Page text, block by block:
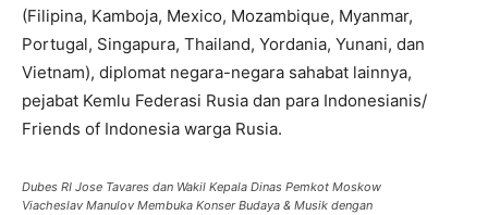
(Filipina, Kamboja, Mexico, Mozambique, Myanmar,
Portugal, Singapura, Thailand, Yordania, Yunani, dan
Vietnam), diplomat negara-negara sahabat lainnya,
pejabat Kemlu Federasi Rusia dan para Indonesianis/
Friends of Indonesia warga Rusia.
Dubes RI Jose Tavares dan Wakil Kepala Dinas Pemkot Moskow
Viacheslav Manulov Membuka Konser Budaya & Musik dengan